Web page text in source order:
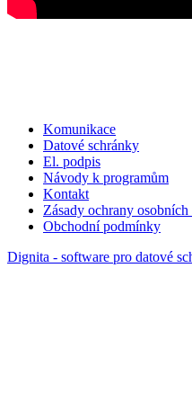
Komunikace
Datové schránky
El. podpis
Návody k programům
Kontakt
Zásady ochrany osobních
Obchodní podmínky
Dignita - software pro datové